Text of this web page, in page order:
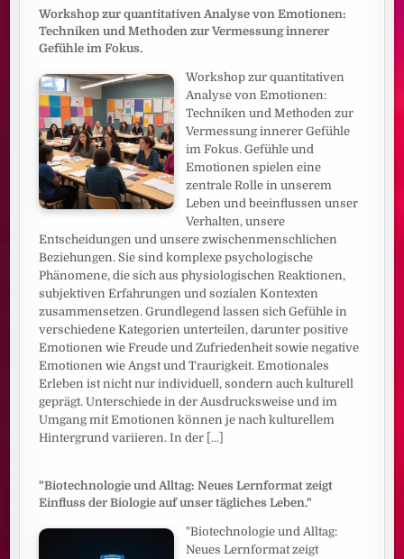
Workshop zur quantitativen Analyse von Emotionen:
Techniken und Methoden zur Vermessung innerer
Gefühle im Fokus.
Workshop zur quantitativen
Analyse von Emotionen:
Techniken und Methoden zur
Vermessung innerer Gefühle
im Fokus. Gefühle und
Emotionen spielen eine
zentrale Rolle in unserem
Leben und beeinflussen unser
Verhalten, unsere
Entscheidungen und unsere zwischenmenschlichen
Beziehungen. Sie sind komplexe psychologische
Phänomene, die sich aus physiologischen Reaktionen,
subjektiven Erfahrungen und sozialen Kontexten
zusammensetzen. Grundlegend lassen sich Gefühle in
verschiedene Kategorien unterteilen, darunter positive
Emotionen wie Freude und Zufriedenheit sowie negative
Emotionen wie Angst und Traurigkeit. Emotionales
Erleben ist nicht nur individuell, sondern auch kulturell
geprägt. Unterschiede in der Ausdrucksweise und im
Umgang mit Emotionen können je nach kulturellem
Hintergrund variieren. In der [...]
"Biotechnologie und Alltag: Neues Lernformat zeigt
Einfluss der Biologie auf unser tägliches Leben."
"Biotechnologie und Alltag:
Neues Lernformat zeigt